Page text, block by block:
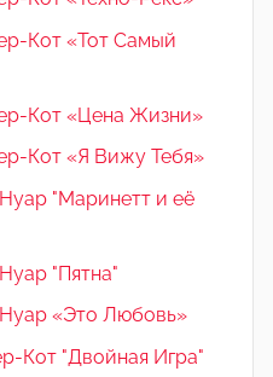
Кот «Тот Самый
Кот «Цена Жизни»
Кот «Я Вижу Тебя»
"Маринетт и её
"Пятна"
«Это Любовь»
Кот "Двойная Игра"